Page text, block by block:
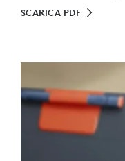
SCARICA PDF